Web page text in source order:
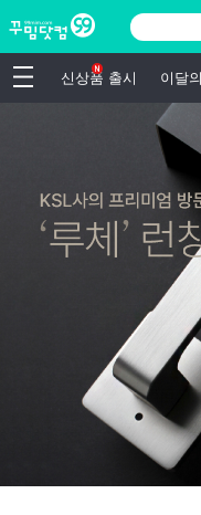
신상품 출시 이달